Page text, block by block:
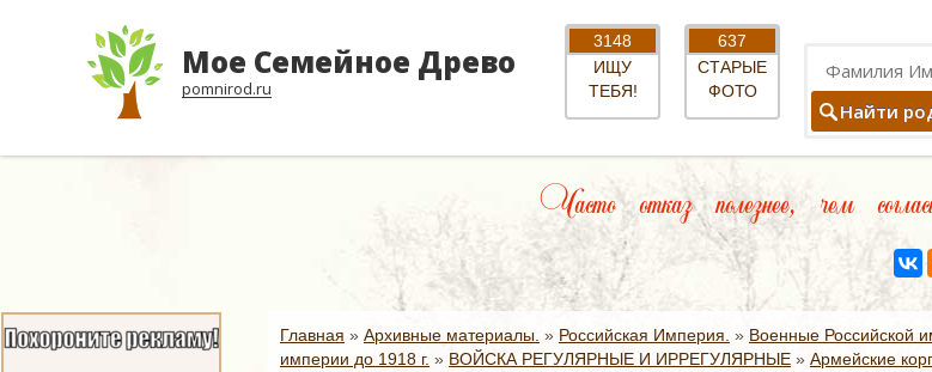
Мое Семейное Древо
pomnirod.ru
3148
ИЩУ
ТЕБЯ!
637
СТАРЫЕ
ФОТО
Найти
Часто отказ полезнее, чем
Главная » Архивные материалы. » Российская Империя. » Военные Российской
империи до 1918 г. » ВОЙСКА РЕГУЛЯРНЫЕ И ИРРЕГУЛЯРНЫЕ » Армейские